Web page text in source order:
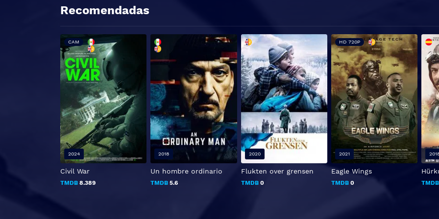
Recomendadas
Civil War
TMDB 8.389
CAM
2024
Un hombre ordinario
TMDB 5.6
2018
Flukten over grensen
TMDB0
2020
Eagle Wings
TMDB0
HD 720P
2021
TMDB